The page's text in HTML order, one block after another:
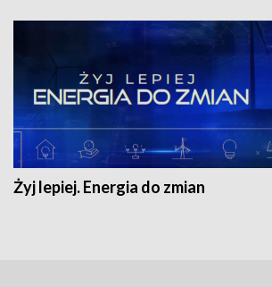
Żyj lepiej. Energia do zmian